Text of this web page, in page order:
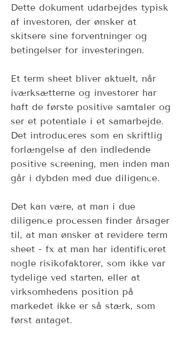
Dette dokument udarbejdes typisk
af investoren, der ønsker at
skitsere sine forventninger og
betingelser for investeringen.
Et term sheet bliver aktuelt, når
iværksætterne og investorer har
haft de første positive samtaler og
ser et potentiale i et samarbejde.
Det introduceres som en skriftlig
forlængelse af den indledende
positive screening, men inden man
går i dybden med due diligence.
Det kan være, at man i due
diligence processen finder årsager
til, at man ønsker at revidere term
sheet - fx at man har identificeret
nogle risikofaktorer, som ikke var
tydelige ved starten, eller at
virksomhedens position på
markedet ikke er så stærk, som
først antaget.